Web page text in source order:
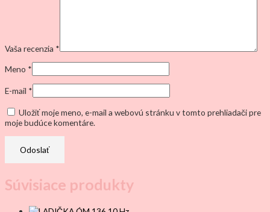
Vaša recenzia *
Meno *
E-mail *
Uložiť moje meno, e-mail a webovú stránku v tomto prehliadači pre
moje budúce komentáre.
Súvisiace produkty